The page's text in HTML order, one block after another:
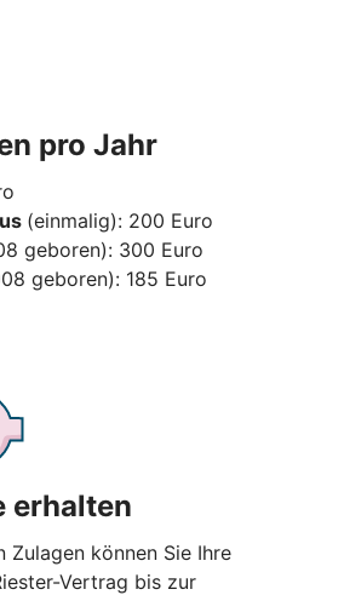
pro Jahr
(einmalig): 200 Euro
geboren): 300 Euro
geboren): 185 Euro
erhalten
Zulagen können Sie Ihre
Vertrag bis zur